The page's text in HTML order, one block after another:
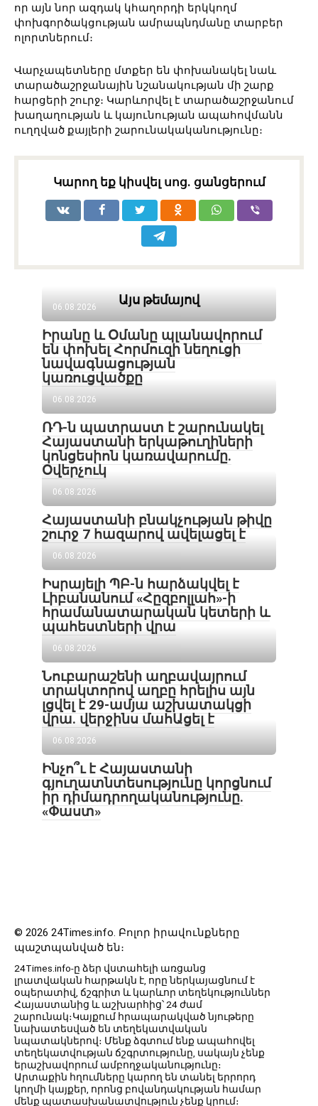
որ այն նոր ազդակ կհաղորդի երկկողմ
փոխգործակցության ամրապնդմանը տարբեր
ոլորտներում։
Վարչապետները մտքեր են փոխանակել նաև
տարածաշրջանային նշանակության մի շարք
հարցերի շուրջ։ Կարևորվել է տարածաշրջանում
խաղաղության և կայունության ապահովմանն
ուղղված քայլերի շարունակականությունը։
Կարող եք կիսվել սոց․ ցանցերում
Այս թեմայով
06.08.2026
Իրանը և Օմանը պլանավորում
են փոխել Հորմուզի նեղուցի
նավագնացության
կառուցվածքը
06.08.2026
ՌԴ-ն պատրաստ է շարունակել
Հայաստանի երկաթուղիների
կոնցեսիոն կառավարումը.
Օվերչուկ
06.08.2026
Հայաստանի բնակչության թիվը
շուրջ 7 հազարով ավելացել է
06.08.2026
Իսրայելի ՊԲ-ն հարձակվել է
Լիբանանում «Հըզբոլլահ»-ի
հրամանատարական կետերի և
պահեստների վրա
06.08.2026
Նուբարաշենի աղբավայրում
տրակտորով աղբը հրելիս այն
լցվել է 29-ամյա աշխատակցի
վրա. վերջինս մահԱցել է
06.08.2026
Ինչո՞ւ է Հայաստանի
գյուղատնտեսությունը կորցնում
իր դիմադրողականությունը.
«Փաստ»
© 2026 24Times.info․ Բոլոր իրավունքները
պաշտպանված են։
24Times.info-ը ձեր վստահելի առցանց
լրատվական հարթակն է, որը ներկայացնում է
օպերատիվ, ճշգրիտ և կարևոր տեղեկություններ
Հայաստանից և աշխարհից՝ 24 ժամ
շարունակ։Կայքում հրապարակված նյութերը
նախատեսված են տեղեկատվական
նպատակներով։ Մենք ձգտում ենք ապահովել
տեղեկատվության ճշգրտությունը, սակայն չենք
երաշխավորում ամբողջականությունը։
Արտաքին հղումները կարող են տանել երրորդ
կողմի կայքեր, որոնց բովանդակության համար
մենք պատասխանատվություն չենք կրում։